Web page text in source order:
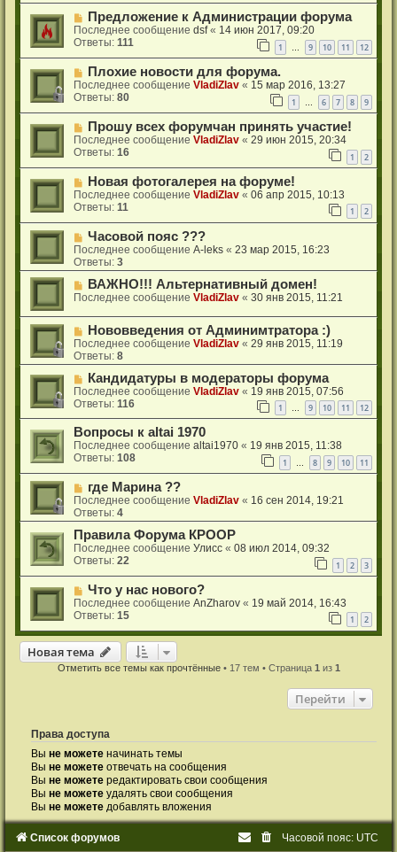
Предложение к Администрации форума
Последнее сообщениеdsf« 14 июн 2017, 09:20
Ответы:111 1 … 9 10 11 12
Плохие новости для форума.
Последнее сообщениеVladiZlav « 15 мар 2016, 13:27
Ответы:80 1 6 7 8 9
Прошу всех форумчан принять участие!
Последнее сообщениеVladiZlav «29 июн 2015, 20:34
Ответы:16 1 2
Новая фотогалерея на форуме!
Последнее сообщениеVladiZlav «06 апр 2015, 10:13
Ответы:11 1 2
Часовой пояс ???
Последнее сообщениеA-leks «23 мар 2015, 16:23
Ответы:3
ВАЖНО!!! Альтернативный домен!
Последнее сообщениеVladiZlav «30 янв 2015, 11:21
Нововведения от Админимтратора :)
Последнее сообщениеVladiZlav «29 янв 2015, 11:19
Ответы:8
Кандидатуры в модераторы форума
Последнее сообщениеVladiZlav « 19 янв 2015, 07:56
Ответы:116 1 … 9 10 11 12
Вопросы к altai 1970
Последнее сообщениеaltai1970 « 19 янв 2015, 11:38
Ответы:108 1 … 8 9 10 11
где Марина ??
Последнее сообщениеVladiZlav « 16 сен 2014, 19:21
Ответы:4
Правила Форума КРООР
Последнее сообщениеУлисс «08 июл 2014, 09:32
Ответы:22 1 2 3
Что у нас нового?
Последнее сообщениеAnZharov « 19 май 2014, 16:43
Ответы:15 1 2
Новая тема
Новаятема
Отметить все темы как прочтённые• 17 тем • Страница 1 из 1
Перейти
Права доступа
Выне можете начинать темы
Выне можете отвечать на сообщения
Выне можете редактировать свои сообщения
Выне можете удалять свои сообщения
Выне можете добавлять вложения
Список форумов Часовой пояс: UTC